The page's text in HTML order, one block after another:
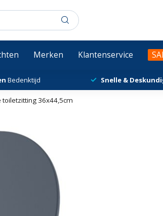
Merken Klantenservice
Bedenktijd Snelle &
toiletzitting 36x44,5cm